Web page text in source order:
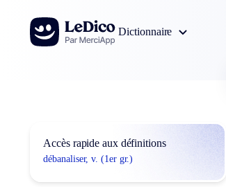
Aller au contenu
Dictionnaire
Accès rapide aux définitions
débanaliser, v. (1er gr.)